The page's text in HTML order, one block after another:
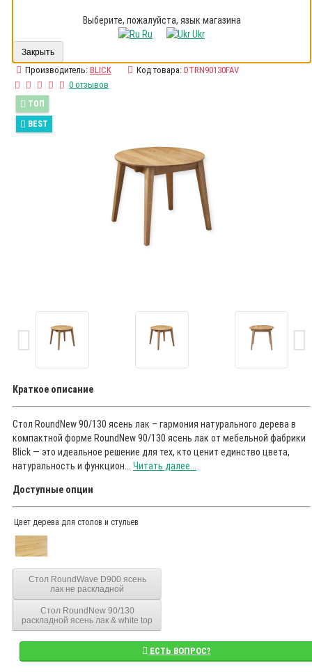
Выберите, пожалуйста, язык магазина
Ru
Ukr
Закрыть
Производитель: BLICK Код товара: DTRN90130FAV
0 отзывов
ТОП
BEST
Краткое описание
Стол RoundNew 90/130 ясень лак – гармония натурального дерева в
компактной форме RoundNew 90/130 ясень лак от мебельной фабрики
Blick — это идеальное решение для тех, кто ценит единство цвета,
натуральность и функцион... Читать далее...
Доступные опции
Цвет дерева для столов и стульев
Стол RoundWave D900 ясень
лак не раскладной
Стол RоundNew 90/130
раскладной ясень лак & white top
ЕСТЬ ВОПРОС?